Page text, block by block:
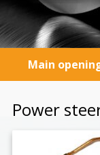
Main
Power